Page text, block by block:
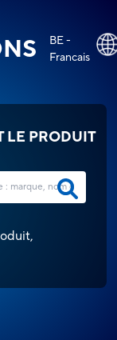
BE -
Francais
LE PRODUIT